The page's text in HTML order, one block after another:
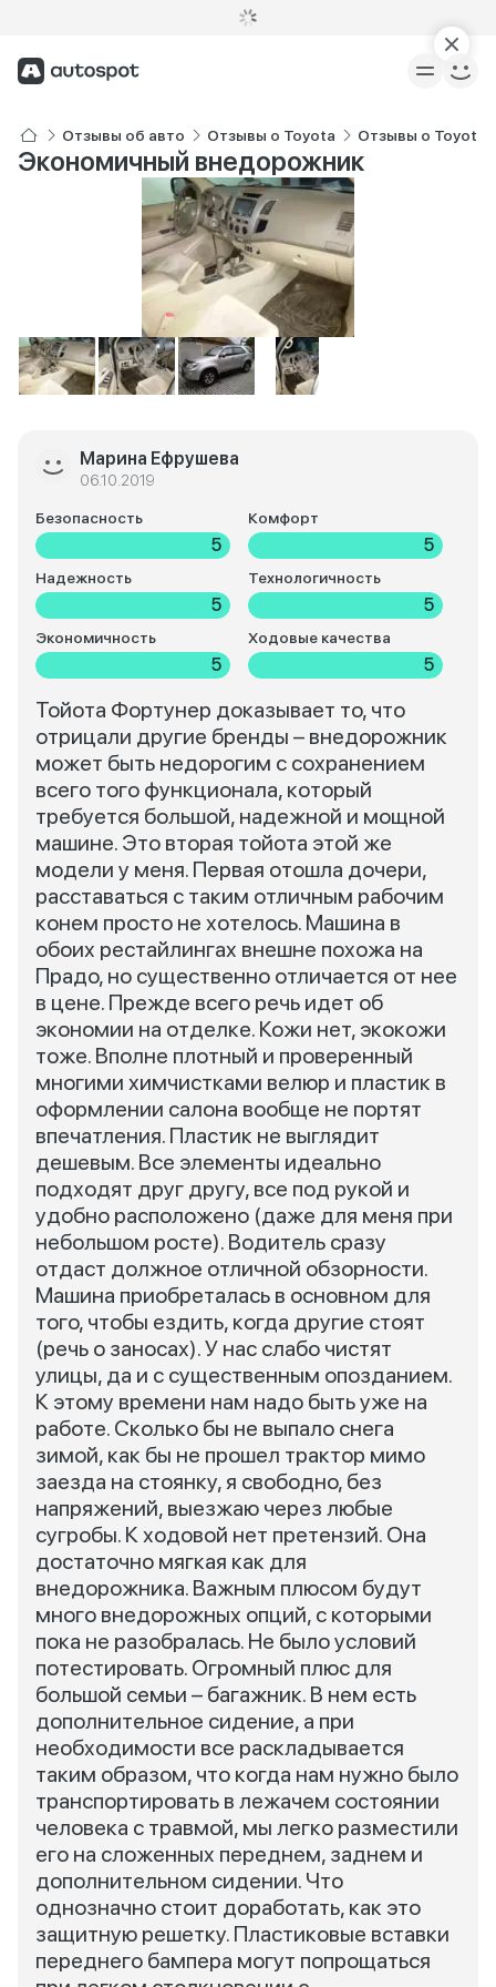
Отзывы об авто Отзывы о Toyota Отзывы о Toyota
Экономичный внедорожник
Марина Ефрушева
06.10.2019
Безопасность
5
Комфорт
5
Надежность
5
Технологичность
5
Экономичность
5
Ходовые качества
5
Тойота Фортунер доказывает то, что
отрицали другие бренды – внедорожник
может быть недорогим с сохранением
всего того функционала, который
требуется большой, надежной и мощной
машине. Это вторая тойота этой же
модели у меня. Первая отошла дочери,
расставаться с таким отличным рабочим
конем просто не хотелось. Машина в
обоих рестайлингах внешне похожа на
Прадо, но существенно отличается от нее
в цене. Прежде всего речь идет об
экономии на отделке. Кожи нет, экокожи
тоже. Вполне плотный и проверенный
многими химчистками велюр и пластик в
оформлении салона вообще не портят
впечатления. Пластик не выглядит
дешевым. Все элементы идеально
подходят друг другу, все под рукой и
удобно расположено (даже для меня при
небольшом росте). Водитель сразу
отдаст должное отличной обзорности.
Машина приобреталась в основном для
того, чтобы ездить, когда другие стоят
(речь о заносах). У нас слабо чистят
улицы, да и с существенным опозданием.
К этому времени нам надо быть уже на
работе. Сколько бы не выпало снега
зимой, как бы не прошел трактор мимо
заезда на стоянку, я свободно, без
напряжений, выезжаю через любые
сугробы. К ходовой нет претензий. Она
достаточно мягкая как для
внедорожника. Важным плюсом будут
много внедорожных опций, с которыми
пока не разобралась. Не было условий
потестировать. Огромный плюс для
большой семьи – багажник. В нем есть
дополнительное сидение, а при
необходимости все раскладывается
таким образом, что когда нам нужно было
транспортировать в лежачем состоянии
человека с травмой, мы легко разместили
его на сложенных переднем, заднем и
дополнительном сидении. Что
однозначно стоит доработать, как это
защитную решетку. Пластиковые вставки
переднего бампера могут попрощаться